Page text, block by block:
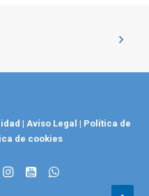
| Aviso Legal | Política de
de cookies